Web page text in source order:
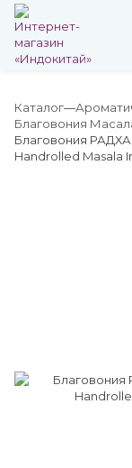
Каталог
Благовония
Благовония
Handrolled Masala